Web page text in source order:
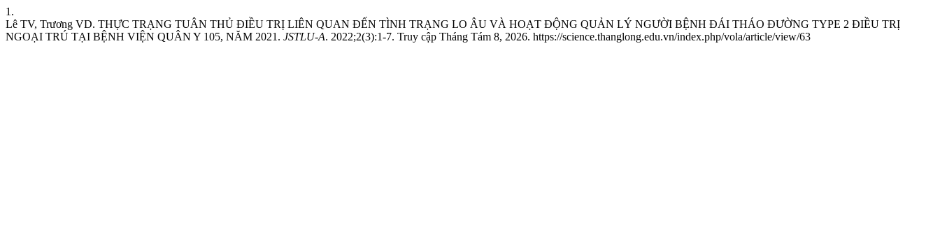
1.
Lê TV, Trương VD. THỰC TRẠNG TUÂN THỦ ĐIỀU TRỊ LIÊN QUAN ĐẾN TÌNH TRẠNG LO ÂU VÀ HOẠT ĐỘNG QUẢN LÝ NGƯỜI BỆNH ĐÁI THÁO ĐƯỜNG TYPE 2 ĐIỀU TRỊ
NGOẠI TRÚ TẠI BỆNH VIỆN QUÂN Y 105, NĂM 2021. JSTLU-A. 2022;2(3):1-7. Truy cập Tháng Tám 8, 2026. https://science.thanglong.edu.vn/index.php/vola/article/view/63